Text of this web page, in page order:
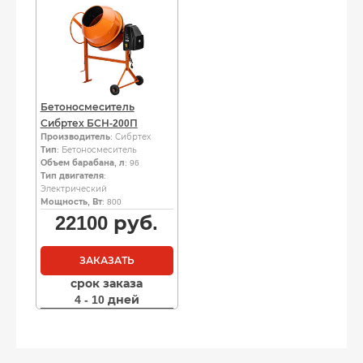
Бетоносмеситель
Сибртех БСН-200П
Производитель: Сибртех
Тип: Бетоносмеситель
Объем барабана, л: 96
Тип двигателя:
Электрический
Мощность, Вт: 800
22100 руб.
ЗАКАЗАТЬ
срок заказа
4 - 10 дней